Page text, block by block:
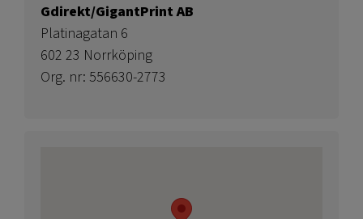
Gdirekt/GigantPrint AB
Platinagatan 6
602 23 Norrköping
Org. nr: 556630-2773